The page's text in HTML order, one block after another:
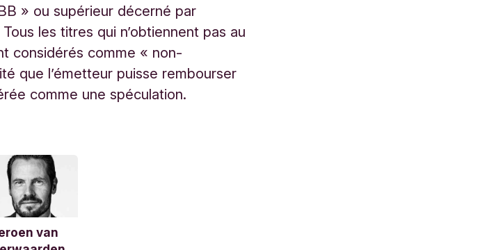
» ou supérieur décerné par
les titres qui n’obtiennent pas au
considérés comme « non-
que l’émetteur puisse rembourser
comme une spéculation.
A
f
f
i
c
van